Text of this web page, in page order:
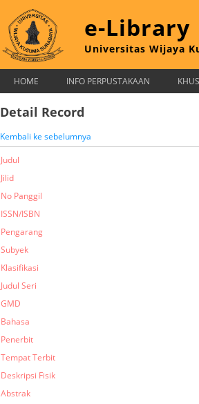
e-Library
Universitas Wijaya
HOME INFO PERPUSTAKAAN
Detail Record
Kembali ke sebelumnya
Judul
Jilid
No Panggil
ISSN/ISBN
Pengarang
Subyek
Klasifikasi
Judul Seri
GMD
Bahasa
Penerbit
Tempat Terbit
Deskripsi Fisik
Abstrak